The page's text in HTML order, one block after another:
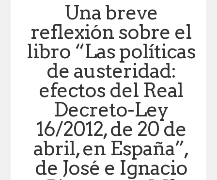
Una breve
reflexión sobre el
libro “Las políticas
de austeridad:
efectos del Real
Decreto-Ley
16/2012, de 20 de
abril, en España”,
de José e Ignacio